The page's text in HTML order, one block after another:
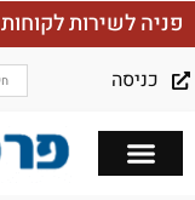
פניה לשירות לקוחות
כניסה